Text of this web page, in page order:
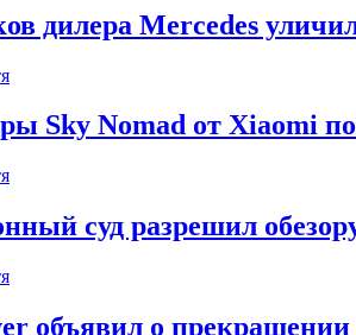
дилера Mercedes
Sky Nomad от Xiaomi
суд разрешил
объявил о